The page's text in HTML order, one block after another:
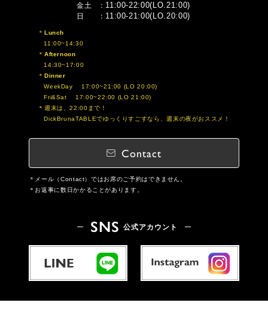
金土 11:00-22:00(LO.21:00)
日 11:00-21:00(LO.20:00)
Lunch
11:00~14:30
Afternoon
14:30~17:00
Dinner
WeekDay 17:00~21:00 (LO 20:00)
Fri&Sat 17:00~22:00 (LO 21:00)
週末は、22:00まで！
DickBrunaTABLEでゆっくりすごすなら、週末の夜がおススメ！
Contact
メール（Contact）ではお席のご予約はできません。
お返事に数日かかることがあります。
SNS 公式アカウント